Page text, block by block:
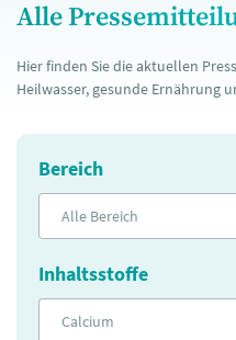
Alle
Hier finden Sie die aktuellen
Heilwasser, gesunde Ernährung
Bereich
Alle Bereich
Inhaltsstoffe
Calcium